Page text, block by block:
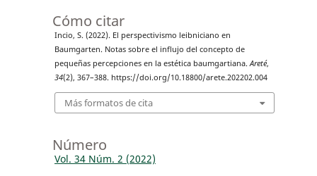
Cómo citar
Incio, S. (2022). El perspectivismo leibniciano en
Baumgarten. Notas sobre el influjo del concepto de
pequeñas percepciones en la estética baumgartiana.Areté,
34(2), 367–388. https://doi.org/10.18800/arete.202202.004
Más formatos de cita
Número
Vol. 34 Núm. 2 (2022)